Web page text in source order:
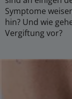
Symptome
hin? Und wie
Vergiftung vor?